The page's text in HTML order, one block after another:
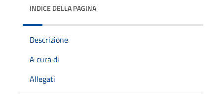
INDICE DELLA PAGINA
Descrizione
A cura di
Allegati